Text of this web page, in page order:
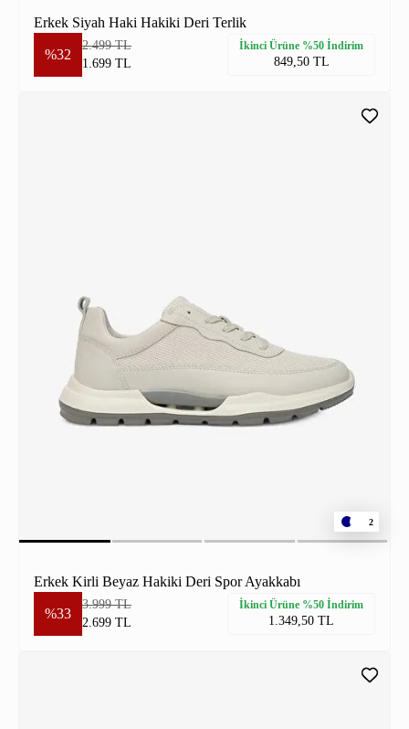
Erkek Siyah Haki Hakiki Deri Terlik
%32
2.499 TL
1.699 TL
İkinci Ürüne %50 İndirim
849,50 TL
2
Erkek Kirli Beyaz Hakiki Deri Spor Ayakkabı
%33
3.999 TL
2.699 TL
İkinci Ürüne %50 İndirim
1.349,50 TL